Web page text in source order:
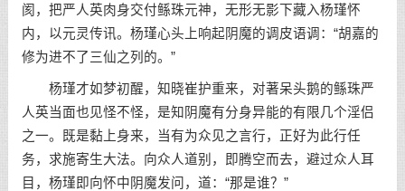
阂，把严人英肉身交付鲧珠元神，无形无影下藏入杨瑾怀
内，以元灵传讯。杨瑾心头上响起阴魔的调皮语调：“胡嘉的
修为进不了三仙之列的。”
杨瑾才如梦初醒，知晓崔护重来，对著呆头鹅的鲧珠严
人英当面也见怪不怪，是知阴魔有分身异能的有限几个淫侣
之一。既是黏上身来，当有为众见之言行，正好为此行任
务，求施寄生大法。向众人道别，即腾空而去，避过众人耳
目，杨瑾即向怀中阴魔发问，道：“那是谁？”